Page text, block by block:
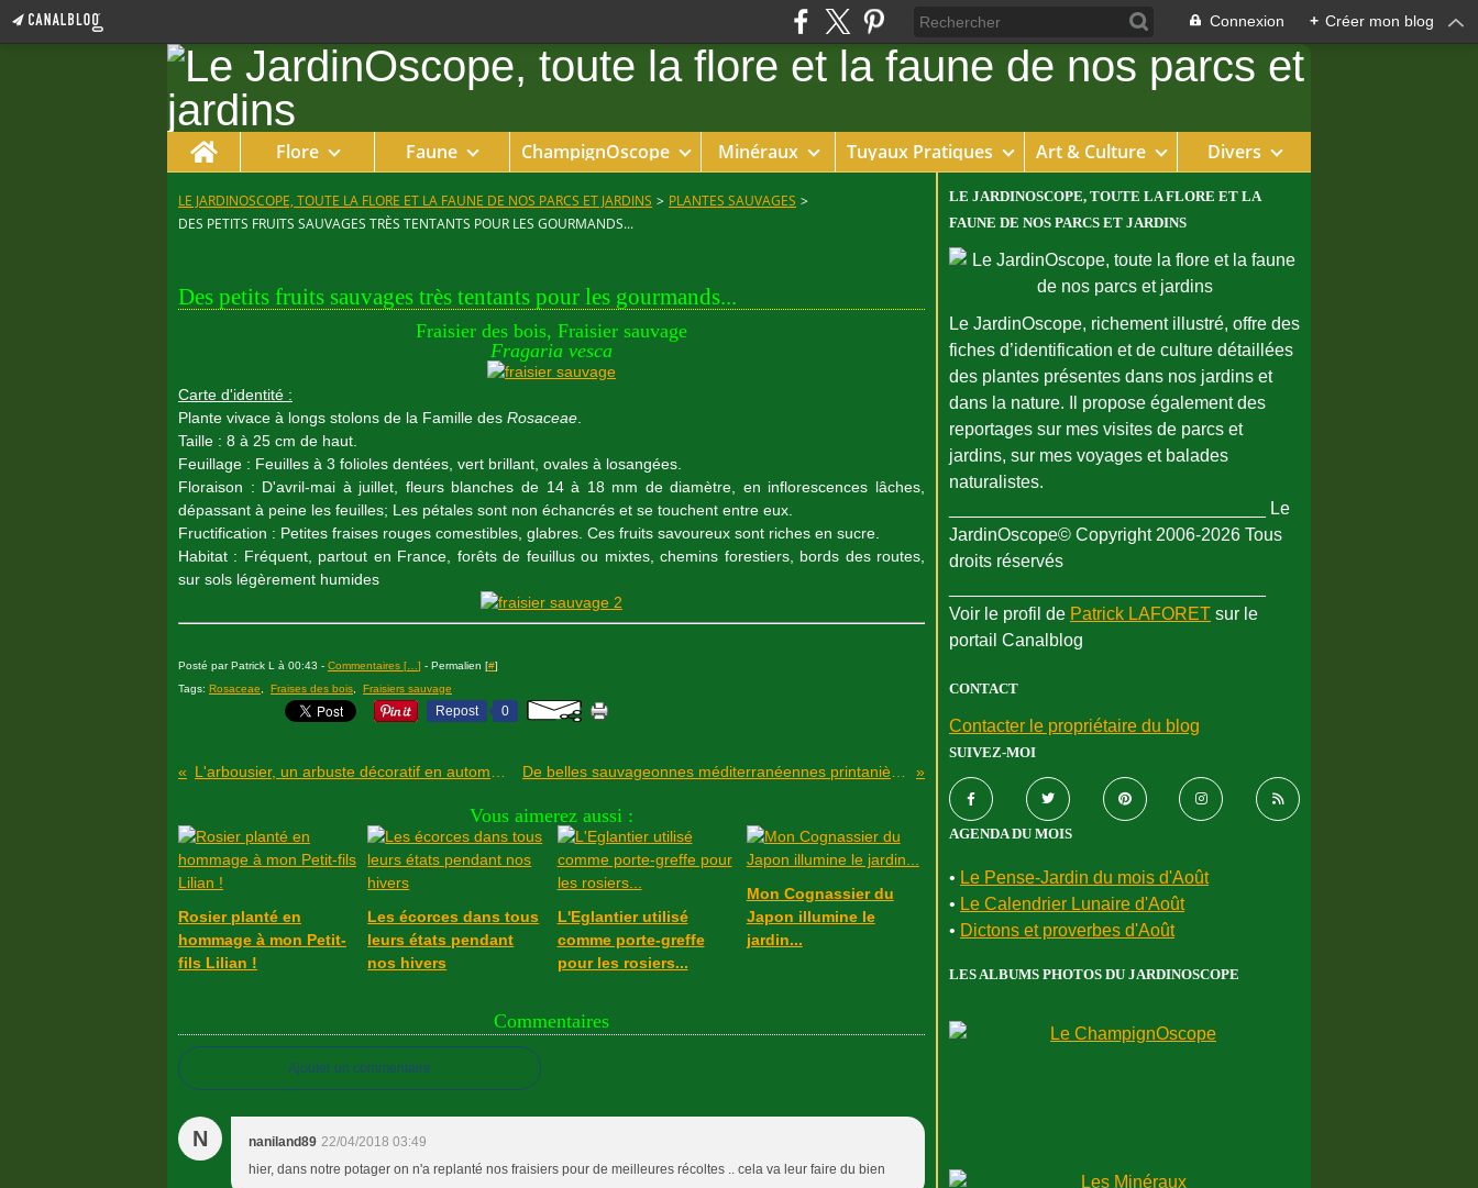
Connexion + Créer mon blog
Home Flore Faune ChampignOscope Minéraux Tuyaux Pratiques Art & Culture Divers
LE JARDINOSCOPE, TOUTE LA FLORE ET LA FAUNE DE NOS PARCS ET JARDINS > PLANTES SAUVAGES >
DES PETITS FRUITS SAUVAGES TRÈS TENTANTS POUR LES GOURMANDS...
Des petits fruits sauvages très tentants pour les gourmands...
Fraisier des bois, Fraisier sauvage
Fragaria vesca
Carte d'identité :
Plante vivace à longs stolons de la Famille des Rosaceae
Taille : 8 à 25 cm de haut.
Feuillage : Feuilles à 3 folioles dentées, vert brillant, ovales à losangées.
Floraison : D'avril-mai à juillet, fleurs blanches de 14 à 18 mm de diamètre, en inflorescences lâches,
dépassant à peine les feuilles; Les pétales sont non échancrés et se touchent entre eux.
Fructification : Petites fraises rouges comestibles, glabres. Ces fruits savoureux sont riches en sucre.
Habitat : Fréquent, partout en France, forêts de feuillus ou mixtes, chemins forestiers, bords des routes,
sur sols légèrement humides
Posté par Patrick L à 00:43 - Commentaires [ ] - Permalien [#]
Tags: Rosaceae Fraises des bois Fraisiers sauvage
Repost 0
De belles sauvageonnes méditerranéennes printanières...
Vous aimerez aussi :
Rosier planté en
hommage à mon Petit-
fils Lilian !
Les écorces dans tous
leurs états pendant
nos hivers
L'Eglantier utilisé
comme porte-greffe
pour les rosiers...
Mon Cognassier du
Japon illumine le
jardin...
Commentaires
Ajouter un commentaire
N naniland89 22/04/2018 03:49
hier, dans notre potager on n'a replanté nos fraisiers pour de meilleures récoltes .. cela va leur faire du bien
LE JARDINOSCOPE, TOUTE LA FLORE ET LA
FAUNE DE NOS PARCS ET JARDINS
Le JardinOscope, richement illustré, offre des
fiches d’identification et de culture détaillées
des plantes présentes dans nos jardins et
dans la nature. Il propose également des
reportages sur mes visites de parcs et
jardins, sur mes voyages et balades
naturalistes.
________________________________ Le
JardinOscope© Copyright 2006-2026 Tous
droits réservés
Voir le profil de Patrick LAFORET sur le
portail Canalblog
CONTACT
Contacter le propriétaire du blog
SUIVEZ-MOI
AGENDA DU MOIS
• Le Pense-Jardin du mois d'Août
• Le Calendrier Lunaire d'Août
• Dictons et proverbes d'Août
LES ALBUMS PHOTOS DU JARDINOSCOPE